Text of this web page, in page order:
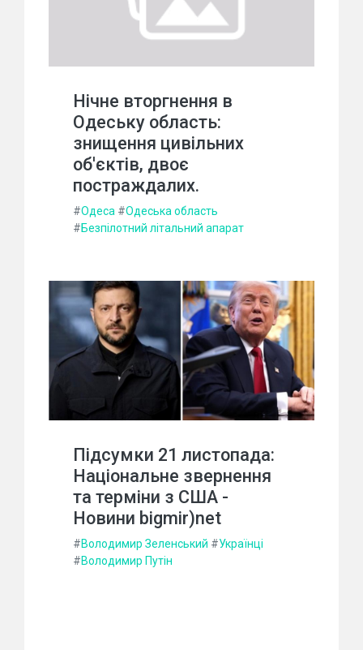
Нічне вторгнення в
Одеську область:
знищення цивільних
об'єктів, двоє
постраждалих.
#Одеса #Одеська область
#Безпілотний літальний апарат
Підсумки 21 листопада:
Національне звернення
та терміни з США -
Новини bigmir)net
#Володимир Зеленський #Українці
#Володимир Путін